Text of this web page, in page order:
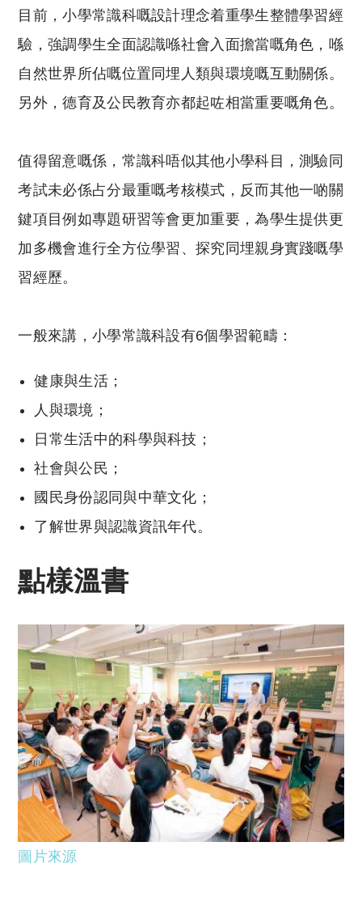
目前，小學常識科嘅設計理念着重學生整體學習經
驗，強調學生全面認識喺社會入面擔當嘅角色，喺
自然世界所佔嘅位置同埋人類與環境嘅互動關係。
另外，德育及公民教育亦都起咗相當重要嘅角色。
值得留意嘅係，常識科唔似其他小學科目，測驗同
考試未必係占分最重嘅考核模式，反而其他一啲關
鍵項目例如專題研習等會更加重要，為學生提供更
加多機會進行全方位學習、探究同埋親身實踐嘅學
習經歷。
一般來講，小學常識科設有6個學習範疇：
健康與生活；
人與環境；
日常生活中的科學與科技；
社會與公民；
國民身份認同與中華文化；
了解世界與認識資訊年代。
點樣溫書
圖片來源